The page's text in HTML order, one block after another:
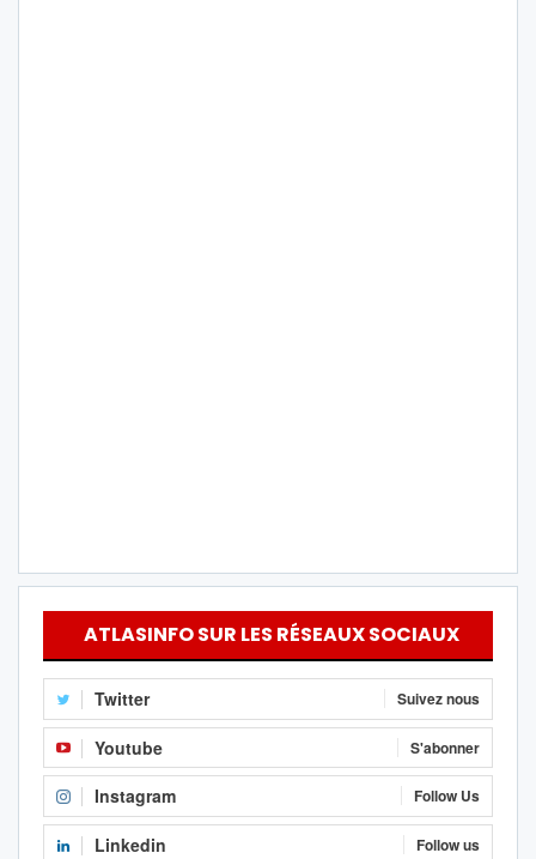
ATLASINFO SUR LES RÉSEAUX SOCIAUX
Twitter Suivez nous
Youtube S'abonner
Instagram Follow Us
Linkedin Follow us